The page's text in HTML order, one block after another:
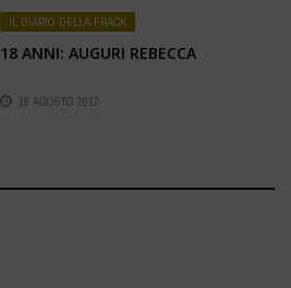
IL DIARIO DELLA FRACK
18 ANNI: AUGURI REBECCA
19 AGOSTO 2017